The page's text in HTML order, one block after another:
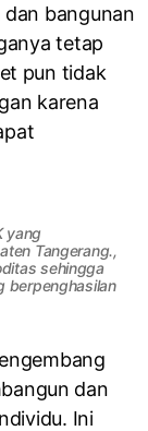
bangunan
tetap
pun tidak
karena
yang
Tangerang.,
sehingga
berpenghasilan
dan
Ini